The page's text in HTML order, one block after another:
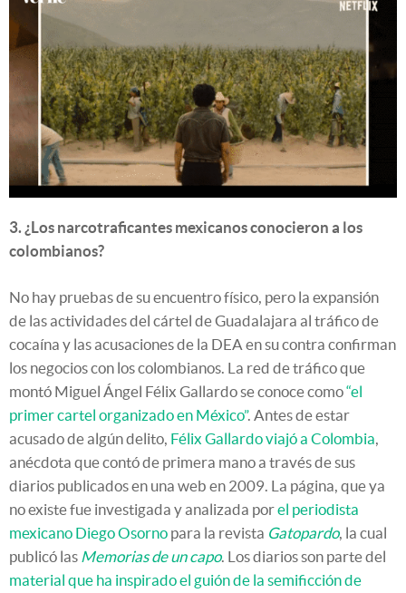
3. ¿Los narcotraficantes mexicanos conocieron a los
colombianos?
No hay pruebas de su encuentro físico, pero la expansión
de las actividades del cártel de Guadalajara al tráfico de
cocaína y las acusaciones de la DEA en su contra confirman
los negocios con los colombianos. La red de tráfico que
montó Miguel Ángel Félix Gallardo se conoce como“el
primer cartel organizado en México”. Antes de estar
acusado de algún delito, Félix Gallardo viajó a Colombia
anécdota que contó de primera mano a través de sus
diarios publicados en una web en 2009. La página, que ya
no existe fue investigada y analizada porel periodista
mexicano Diego Osorno para la revista Gatopardo, la cual
publicó las Memorias de un capo. Los diarios son parte del
material que ha inspirado el guión de la semificción de